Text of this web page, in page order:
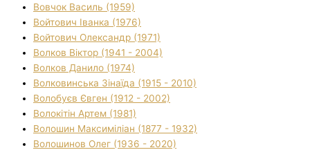
Вовчок Василь (1959)
Войтович Іванка (1976)
Войтович Олександр (1971)
Волков Віктор (1941 - 2004)
Волков Данило (1974)
Волковинська Зінаїда (1915 - 2010)
Волобуєв Євген (1912 - 2002)
Волокітін Артем (1981)
Волошин Максиміліан (1877 - 1932)
Волошинов Олег (1936 - 2020)